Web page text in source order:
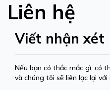
Liên hệ
Viết nhận xét
Nếu bạn có thắc mắc gì, có
và chúng tôi sẽ liên lạc lại